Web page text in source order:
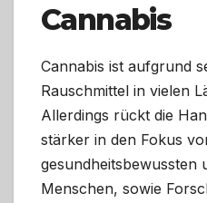
Cannabis
Cannabis ist aufgrund
Rauschmittel in vielen
Allerdings rückt die
stärker in den Fokus
gesundheitsbewussten
Menschen, sowie